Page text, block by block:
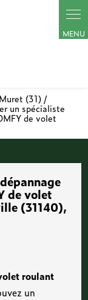
(31) /
un spécialiste
de volet
de volet
(31140),
roulant
un